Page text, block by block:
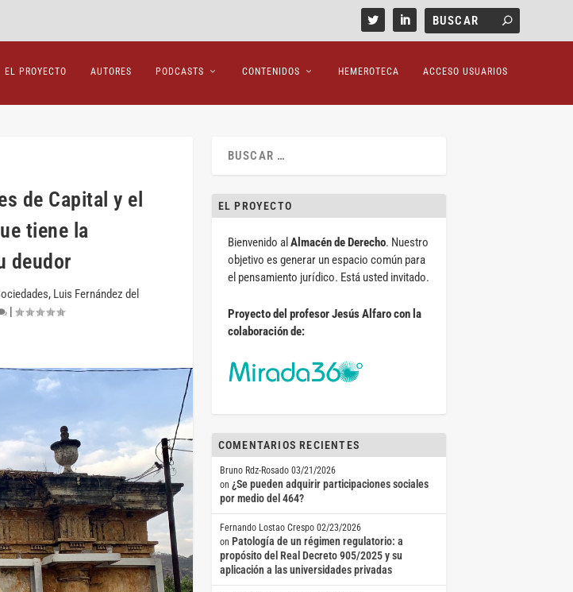
EL PROYECTO AUTORES PODCASTS CONTENIDOS HEMEROTECA ACCESO USUARIOS
de Capital y el
tiene la
deudor
, Luis Fernández del
|
EL PROYECTO
Bienvenido al Almacén de Derecho. Nuestro
objetivo es generar un espacio común para
el pensamiento jurídico. Está usted invitado.
Proyecto del profesor Jesús Alfaro con la
colaboración de:
COMENTARIOS RECIENTES
Bruno Rdz-Rosado 03/21/2026
on ¿Se pueden adquirir participaciones sociales
por medio del 464?
Fernando Lostao Crespo 02/23/2026
on Patología de un régimen regulatorio: a
propósito del Real Decreto 905/2025 y su
aplicación a las universidades privadas